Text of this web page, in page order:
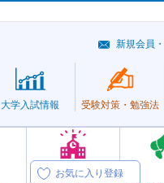
オープン
大学入試情報 受験対策・ 勉強法
新規会員
お気に入り登録